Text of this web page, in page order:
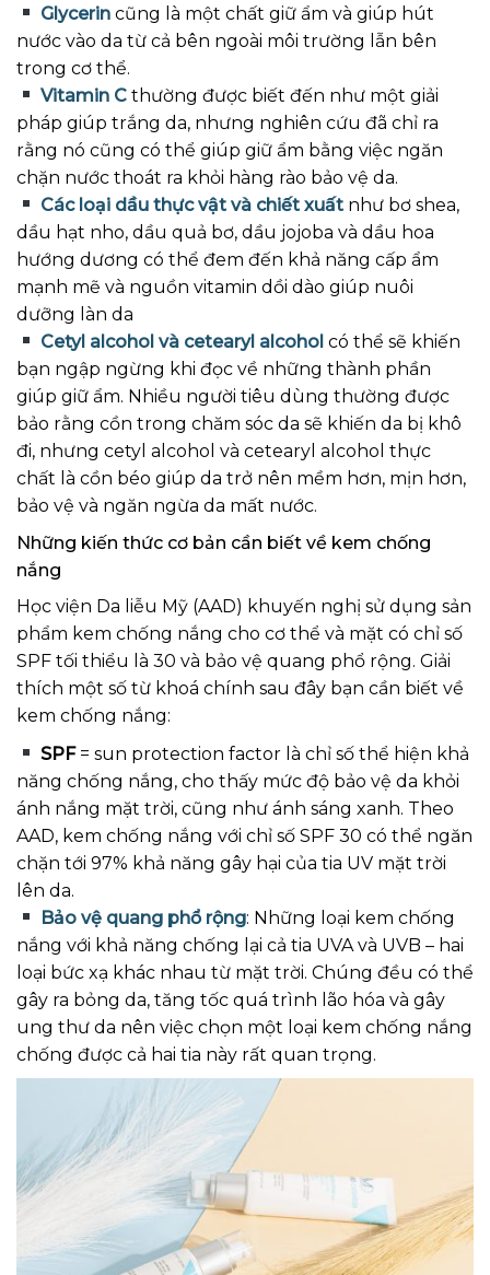
Glycerin cũng là một chất giữ ẩm và giúp hút
nước vào da từ cả bên ngoài môi trường lẫn bên
trong cơ thể.
Vitamin C thường được biết đến như một giải
pháp giúp trắng da, nhưng nghiên cứu đã chỉ ra
rằng nó cũng có thể giúp giữ ẩm bằng việc ngăn
chặn nước thoát ra khỏi hàng rào bảo vệ da.
Các loại dầu thực vật và chiết xuất như bơ shea,
dầu hạt nho, dầu quả bơ, dầu jojoba và dầu hoa
hướng dương có thể đem đến khả năng cấp ẩm
mạnh mẽ và nguồn vitamin dồi dào giúp nuôi
dưỡng làn da
Cetyl alcohol và cetearyl alcoholcó thể sẽ khiến
bạn ngập ngừng khi đọc về những thành phần
giúp giữ ẩm. Nhiều người tiêu dùng thường được
bảo rằng cồn trong chăm sóc da sẽ khiến da bị khô
đi, nhưng cetyl alcohol và cetearyl alcohol thực
chất là cồn béo giúp da trở nên mềm hơn, mịn hơn,
bảo vệ và ngăn ngừa da mất nước.
Những kiến thức cơ bản cần biết về kem chống
nắng
Học viện Da liễu Mỹ (AAD) khuyến nghị sử dụng sản
phẩm kem chống nắng cho cơ thể và mặt có chỉ số
SPF tối thiểu là 30 và bảo vệ quang phổ rộng. Giải
thích một số từ khoá chính sau đây bạn cần biết về
kem chống nắng:
SPF = sun protection factor là chỉ số thể hiện khả
năng chống nắng, cho thấy mức độ bảo vệ da khỏi
ánh nắng mặt trời, cũng như ánh sáng xanh. Theo
AAD, kem chống nắng với chỉ số SPF 30 có thể ngăn
chặn tới 97% khả năng gây hại của tia UV mặt trời
lên da.
Bảo vệ quang phổ rộng: Những loại kem chống
nắng với khả năng chống lại cả tia UVA và UVB – hai
loại bức xạ khác nhau từ mặt trời. Chúng đều có thể
gây ra bỏng da, tăng tốc quá trình lão hóa và gây
ung thư da nên việc chọn một loại kem chống nắng
chống được cả hai tia này rất quan trọng.